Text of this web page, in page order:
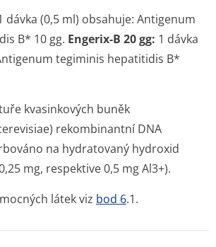
dávka (0,5 ml) obsahuje: Antigenum
B* 10 gg. Engerix-B 20 gg: 1 dávka
tegiminis hepatitidis B*
kvasinkových buněk
rekombinantní DNA
na hydratovaný hydroxid
mg, respektive 0,5 mg Al3+).
látek viz bod 6.1.